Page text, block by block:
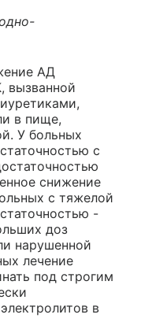
АД
вызванной
в пище,
У больных
с
снижение
с тяжелой
-
доз
нарушенной
лечение
под строгим
в